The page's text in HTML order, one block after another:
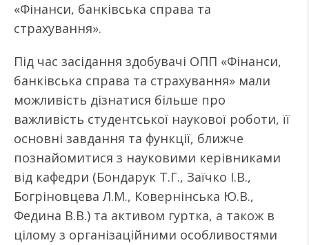
«Фінанси, банківська справа та
страхування».
Під час засідання здобувачі ОПП «Фінанси,
банківська справа та страхування» мали
можливість дізнатися більше про
важливість студентської наукової роботи, її
основні завдання та функції, ближче
познайомитися з науковими керівниками
від кафедри (Бондарук Т.Г., Заїчко І.В.,
Богріновцева Л.М., Ковернінська Ю.В.,
Федина В.В.) та активом гуртка, а також в
цілому з організаційними особливостями